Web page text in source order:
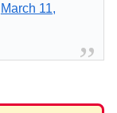
March 11,